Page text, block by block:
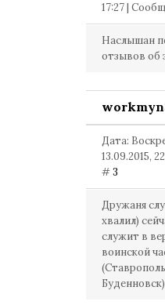
17:27 |
Наслышан
отзывов об
Дата:
13.09.2015,
#3
Дружаня
хвалил)
служит в
воинской
Буденновск)